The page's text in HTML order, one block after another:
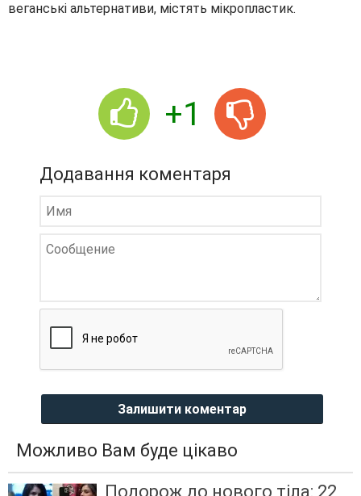
веганські альтернативи, містять мікропластик.
+1
Додавання коментаря
Залишити коментар
Можливо Вам буде цікаво
Подорож до нового тіла: 22